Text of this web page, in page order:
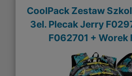
CoolPack Zestaw
3el. Plecak Jerry
F062701 + Worek